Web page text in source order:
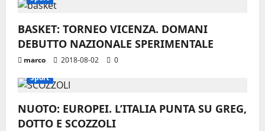
BASKET: TORNEO VICENZA. DOMANI
DEBUTTO NAZIONALE SPERIMENTALE
marco 2018-08-02
0
Sport
NUOTO: EUROPEI. L’ITALIA PUNTA SU GREG,
DOTTO E SCOZZOLI